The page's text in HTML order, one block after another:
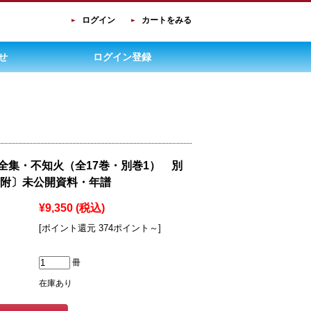
ログイン カートをみる
ログイン登録
集・不知火（全17巻・別巻1） 別
〕未公開資料・年譜
¥9,350 (税込)
[ポイント還元 374ポイント～]
冊
在庫あり